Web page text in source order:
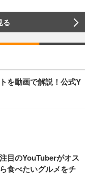
る
を動画で解説！公式Y
目のYouTuberがオス
食べたいグルメをチ